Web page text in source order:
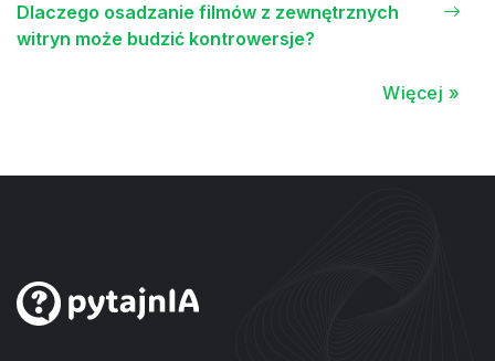
Dlaczego osadzanie filmów z zewnętrznych
witryn może budzić kontrowersje?
Więcej »